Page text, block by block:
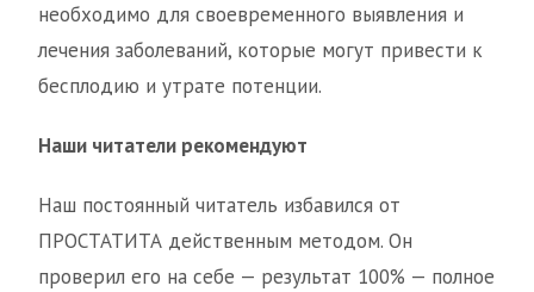
необходимо для своевременного выявления и
лечения заболеваний, которые могут привести к
бесплодию и утрате потенции.
Наши читатели рекомендуют
Наш постоянный читатель избавился от
ПРОСТАТИТА действенным методом. Он
проверил его на себе — результат 100% — полное